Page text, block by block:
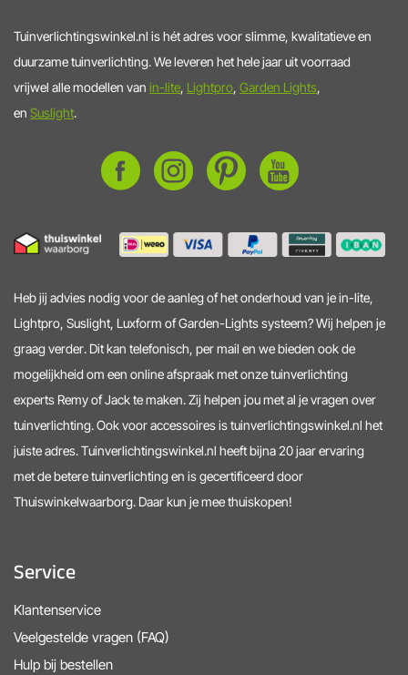
Tuinverlichtingswinkel.nl is hét adres voor slimme, kwalitatieve en
duurzame tuinverlichting. We leveren het hele jaar uit voorraad
vrijwel alle modellen van in-lite, Lightpro, Garden Lights,
en Suslight.
Heb jij advies nodig voor de aanleg of het onderhoud van je in-lite,
Lightpro, Suslight, Luxform of Garden-Lights systeem? Wij helpen je
graag verder. Dit kan telefonisch, per mail en we bieden ook de
mogelijkheid om een online afspraak met onze tuinverlichting
experts Remy of Jack te maken. Zij helpen jou met al je vragen over
tuinverlichting. Ook voor accessoires is tuinverlichtingswinkel.nl het
juiste adres. Tuinverlichtingswinkel.nl heeft bijna 20 jaar ervaring
met de betere tuinverlichting en is gecertificeerd door
Thuiswinkelwaarborg. Daar kun je mee thuiskopen!
Service
Klantenservice
Veelgestelde vragen (FAQ)
Hulp bij bestellen